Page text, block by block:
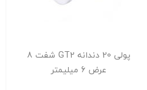
پولی 20 دندانه GT2 شفت 8
عرض 6 میلیمتر